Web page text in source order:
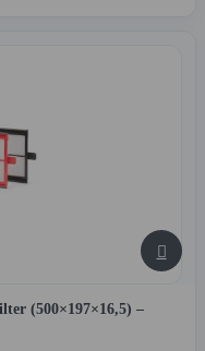

(500×197×16,5) –